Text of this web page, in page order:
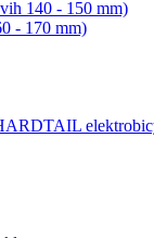
140 - 150 mm)
- 170 mm)